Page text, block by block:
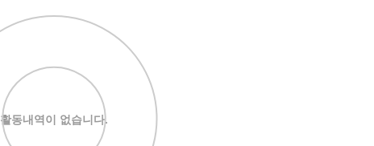
활동내역이 없습니다.